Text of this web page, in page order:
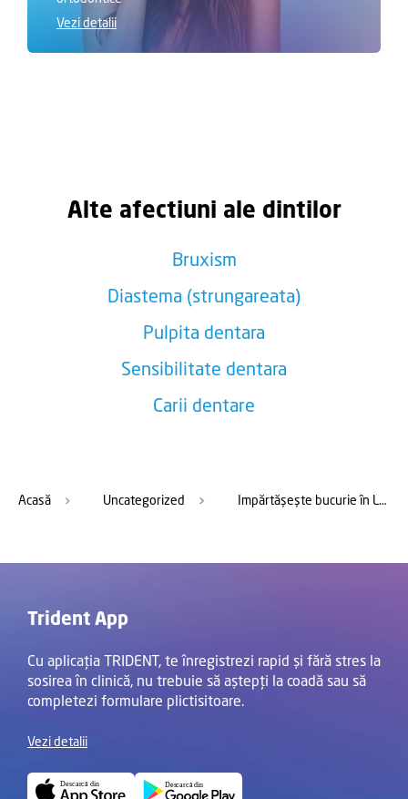
Vezi detalii
Alte afectiuni ale dintilor
Bruxism
Diastema (strungareata)
Pulpita dentara
Sensibilitate dentara
Carii dentare
Acasă Uncategorized Împărtășește bucurie în Luna Iubirii! Descoperă giveaway-ul Trident și ia acasă zâmbetul perfect!
Trident App
Cu aplicația TRIDENT, te înregistrezi rapid și fără stres la
sosirea în clinică, nu trebuie să aștepți la coadă sau să
completezi formulare plictisitoare.
Vezi detalii